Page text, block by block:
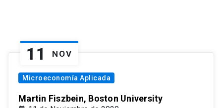
11 NOV
Microeconomía Aplicada
Martin Fiszbein, Boston University